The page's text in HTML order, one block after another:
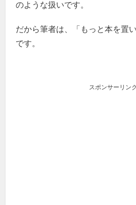
のような扱いです。
だから筆者は、「もっと本を置
です。
スポンサーリンク